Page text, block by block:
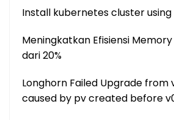
Install kubernetes cluster
Meningkatkan Efisiensi
dari 20%
Longhorn Failed Upgrade from
caused by pv created before